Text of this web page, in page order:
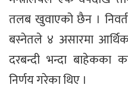
तलब खुवाएको छैन ।
बस्नेतले ४ असारमा
दरबन्दी भन्दा बाहेकका
निर्णय गरेका थिए ।